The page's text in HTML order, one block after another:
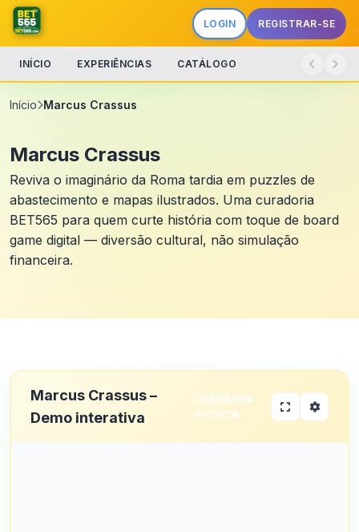
LOGIN REGISTRAR-SE
INÍCIO EXPERIÊNCIAS CATÁLOGO
Início Marcus Crassus
Marcus Crassus
Reviva o imaginário da Roma tardia em puzzles de
abastecimento e mapas ilustrados. Uma curadoria
BET565 para quem curte história com toque de board
game digital — diversão cultural, não simulação
financeira.
Marcus Crassus –
Demo interativa
CAMPANHA
FICTÍCIA